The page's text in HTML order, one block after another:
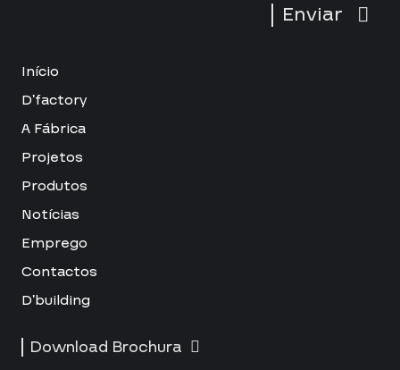
Enviar
Início
D’factory
A Fábrica
Projetos
Produtos
Notícias
Emprego
Contactos
D’building
Download Brochura